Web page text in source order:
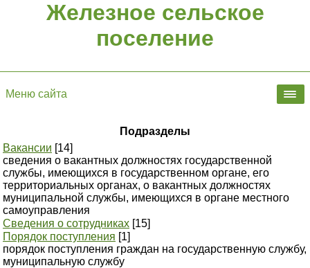
Железное сельское
поселение
Меню сайта
Подразделы
Вакансии [14]
сведения о вакантных должностях государственной
службы, имеющихся в государственном органе, его
территориальных органах, о вакантных должностях
муниципальной службы, имеющихся в органе местного
самоуправления
Сведения о сотрудниках [15]
Порядок поступления [1]
порядок поступления граждан на государственную службу,
муниципальную службу